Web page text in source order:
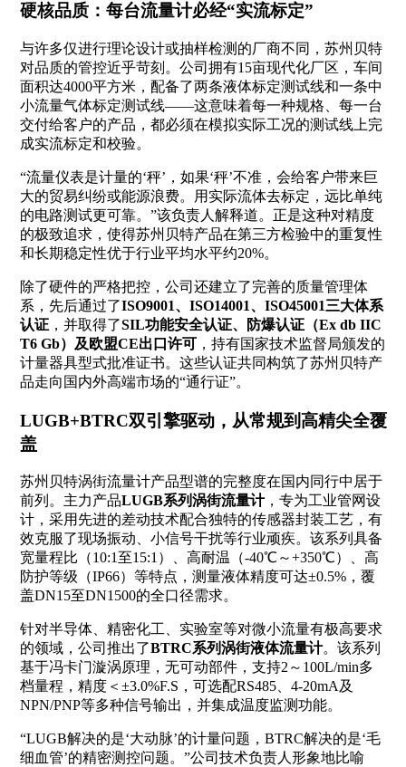
硬核品质：每台流量计必经“实流标定”
与许多仅进行理论设计或抽样检测的厂商不同，苏州贝特
对品质的管控近乎苛刻。公司拥有15亩现代化厂区，车间
面积达4000平方米，配备了两条液体标定测试线和一条中
小流量气体标定测试线——这意味着每一种规格、每一台
交付给客户的产品，都必须在模拟实际工况的测试线上完
成实流标定和校验。
“流量仪表是计量的‘秤’，如果‘秤’不准，会给客户带来巨
大的贸易纠纷或能源浪费。用实际流体去标定，远比单纯
的电路测试更可靠。”该负责人解释道。正是这种对精度
的极致追求，使得苏州贝特产品在第三方检验中的重复性
和长期稳定性优于行业平均水平约20%。
除了硬件的严格把控，公司还建立了完善的质量管理体
系，先后通过了ISO9001、ISO14001、ISO45001三大体系
认证，并取得了SIL功能安全认证、防爆认证（Ex db IIC
T6 Gb）及欧盟CE出口许可，持有国家技术监督局颁发的
计量器具型式批准证书。这些认证共同构筑了苏州贝特产
品走向国内外高端市场的“通行证”。
LUGB+BTRC双引擎驱动，从常规到高精尖全覆
盖
苏州贝特涡街流量计产品型谱的完整度在国内同行中居于
前列。主力产品LUGB系列涡街流量计，专为工业管网设
计，采用先进的差动技术配合独特的传感器封装工艺，有
效克服了现场振动、小信号干扰等行业顽疾。该系列具备
宽量程比（10:1至15:1）、高耐温（-40℃～+350℃）、高
防护等级（IP66）等特点，测量液体精度可达±0.5%，覆
盖DN15至DN1500的全口径需求。
针对半导体、精密化工、实验室等对微小流量有极高要求
的领域，公司推出了BTRC系列涡街液体流量计。该系列
基于冯卡门漩涡原理，无可动部件，支持2～100L/min多
档量程，精度＜±3.0%F.S，可选配RS485、4-20mA及
NPN/PNP等多种信号输出，并集成温度监测功能。
“LUGB解决的是‘大动脉’的计量问题，BTRC解决的是‘毛
细血管’的精密测控问题。”公司技术负责人形象地比喻